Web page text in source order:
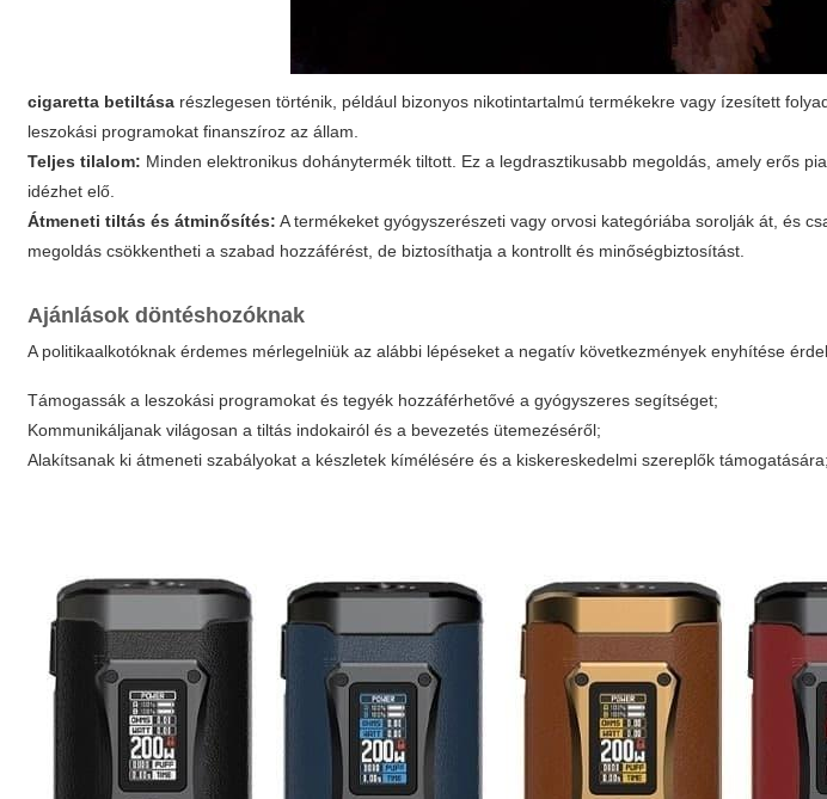
cigaretta betiltása részlegesen történik, például bizonyos nikotintartalmú termékekre vagy ízesített
leszokási programokat finanszíroz az állam.
Teljes tilalom: Minden elektronikus dohánytermék tiltott. Ez a legdrasztikusabb megoldás, amely erős
idézhet elő.
Átmeneti tiltás és átminősítés: A termékeket gyógyszerészeti vagy orvosi kategóriába sorolják át, és
megoldás csökkentheti a szabad hozzáférést, de biztosíthatja a kontrollt és minőségbiztosítást.
Ajánlások döntéshozóknak
A politikaalkotóknak érdemes mérlegelniük az alábbi lépéseket a negatív következmények enyhítése
Támogassák a leszokási programokat és tegyék hozzáférhetővé a gyógyszeres segítséget;
Kommunikáljanak világosan a tiltás indokairól és a bevezetés ütemezéséről;
Alakítsanak ki átmeneti szabályokat a készletek kímélésére és a kiskereskedelmi szereplők támogatására;